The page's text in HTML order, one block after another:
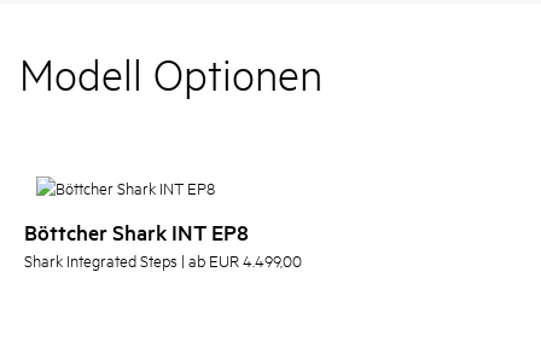
Modell Optionen
Böttcher Shark INT EP8
Shark Integrated Steps | ab EUR 4.499,00